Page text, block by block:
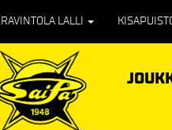
RAVINTOLA LALLI